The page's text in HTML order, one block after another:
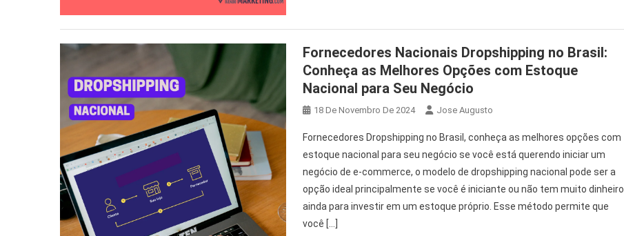
Fornecedores Nacionais Dropshipping no Brasil:
Conheça as Melhores Opções com Estoque
Nacional para Seu Negócio
18 De Novembro De 2024 Jose Augusto
Fornecedores Dropshipping no Brasil, conheça as melhores opções com
estoque nacional para seu negócio se você está querendo iniciar um
negócio de e-commerce, o modelo de dropshipping nacional pode ser a
opção ideal principalmente se você é iniciante ou não tem muito dinheiro
ainda para investir em um estoque próprio. Esse método permite que
você […]